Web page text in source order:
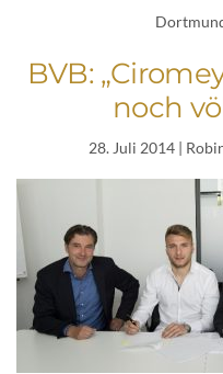
BVB:
noch
28. Juli 2014|